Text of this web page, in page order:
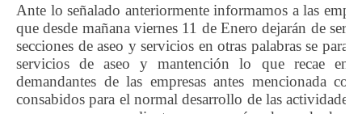
Ante lo señalado anteriormente informamos a las
que desde mañana viernes 11 de Enero dejarán de ser
secciones de aseo y servicios en otras palabras se
servicios de aseo y mantención lo que recae en
demandantes de las empresas antes mencionada
consabidos para el normal desarrollo de las actividades